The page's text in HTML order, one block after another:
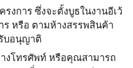
งการ ซึ่งจะตั้งบูธในงานอีเว้
ร หรือ ตามห้างสรรพสินค้า
บอนุญาติ
งโทรศัพท์ หรือคุณสามารถ